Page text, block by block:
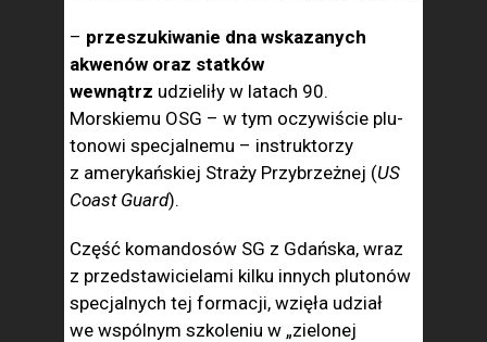
– przeszukiwanie dna wskazanych
akwenów oraz statków
wewnątrz udzieliły w latach 90.
Morskiemu OSG – w tym oczywiście plu­
tonowi specjalnemu – in­struktorzy
z amerykańskiej Straży Przybrzeżnej (US
Coast Guard).
Część ko­mandosów SG z Gdańska, wraz
z przedstawicielami kilku innych plutonów
spe­cjalnych tej formacji, wzięła udział
we wspólnym szkoleniu w „zielonej